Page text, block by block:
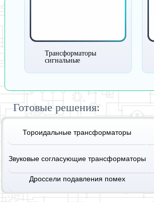
Трансформаторы
сигнальные
Готовые решения:
Тороидальные трансформаторы
Звуковые согласующие трансформаторы
Дроссели подавления помех